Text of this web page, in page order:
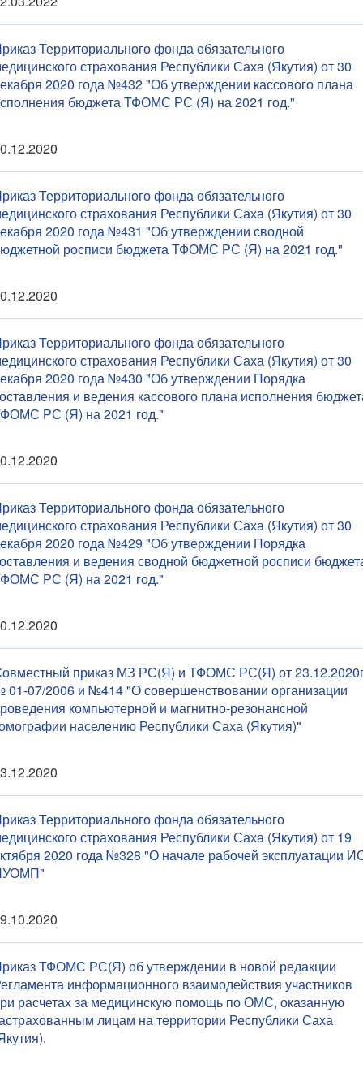
Территориального фонда обязательного
страхования Республики Саха (Якутия) от 30
2020 года №432 "Об утверждении кассового плана
бюджета ТФОМС РС (Я) на 2021 год."
Территориального фонда обязательного
страхования Республики Саха (Якутия) от 30
2020 года №431 "Об утверждении сводной
росписи бюджета ТФОМС РС (Я) на 2021 год."
Территориального фонда обязательного
страхования Республики Саха (Якутия) от 30
2020 года №430 "Об утверждении Порядка
и ведения кассового плана исполнения
РС (Я) на 2021 год."
Территориального фонда обязательного
страхования Республики Саха (Якутия) от 30
2020 года №429 "Об утверждении Порядка
и ведения сводной бюджетной росписи
РС (Я) на 2021 год."
приказ МЗ РС(Я) и ТФОМС РС(Я) от
01-07/2006 и №414 "О совершенствовании организации
компьютерной и магнитно-резонансной
населению Республики Саха (Якутия)"
Территориального фонда обязательного
страхования Республики Саха (Якутия) от 19
2020 года №328 "О начале рабочей эксплуатации
ТФОМС РС(Я) об утверждении в новой редакции
информационного взаимодействия участников
расчетах за медицинскую помощь по ОМС, оказанную
лицам на территории Республики Саха